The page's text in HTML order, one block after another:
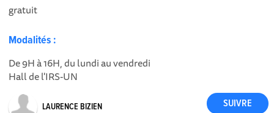
gratuit
Modalités :
De 9H à 16H, du lundi au vendredi
Hall de l'IRS-UN
LAURENCE BIZIEN